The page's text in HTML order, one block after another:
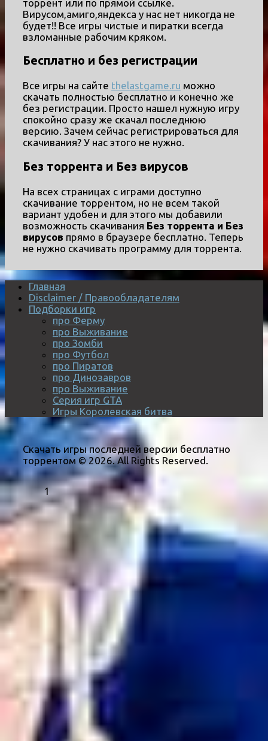
торрент или по прямой ссылке.
Вирусом,амиго,яндекса у нас нет никогда не
будет!! Все игры чистые и пиратки всегда
взломанные рабочим кряком.
Бесплатно и без регистрации
Все игры на сайте thelastgame.ru можно
скачать полностью бесплатно и конечно же
без регистрации. Просто нашел нужную игру
спокойно сразу же скачал последнюю
версию. Зачем сейчас регистрироваться для
скачивания? У нас этого не нужно.
Без торрента и Без вирусов
На всех страницах с играми доступно
скачивание торрентом, но не всем такой
вариант удобен и для этого мы добавили
возможность скачивания Без торрента и Без
вирусов прямо в браузере бесплатно. Теперь
не нужно скачивать программу для торрента.
Главная
Disclaimer / Правообладателям
Подборки игр
про Ферму
про Выживание
про Зомби
про Футбол
про Пиратов
про Динозавров
про Выживание
Серия игр GTA
Игры Королевская битва
Скачать игры последней версии бесплатно
торрентом © 2026. All Rights Reserved.
1